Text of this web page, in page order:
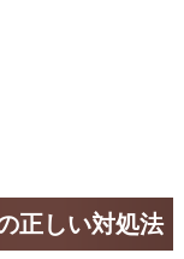
正しい対処法